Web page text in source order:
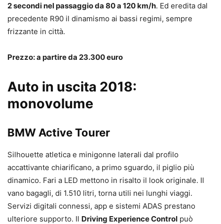
2 secondi nel passaggio da 80 a 120 km/h. Ed eredita dal
precedente R90 il dinamismo ai bassi regimi, sempre
frizzante in città.
Prezzo: a partire da 23.300 euro
Auto in uscita 2018:
monovolume
BMW Active Tourer
Silhouette atletica e minigonne laterali dal profilo
accattivante chiarificano, a primo sguardo, il piglio più
dinamico. Fari a LED mettono in risalto il look originale. Il
vano bagagli, di 1.510 litri, torna utili nei lunghi viaggi.
Servizi digitali connessi, app e sistemi ADAS prestano
ulteriore supporto. Il Driving Experience Control può